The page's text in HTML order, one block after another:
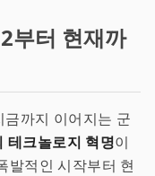
부터 현재까
까지 이어지는 군
테크놀로지 혁명이
적인 시작부터 현